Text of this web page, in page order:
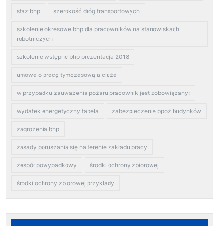
staz bhp szerokość dróg transportowych
szkolenie okresowe bhp dla pracowników na stanowiskach
robotniczych
szkolenie wstępne bhp prezentacja 2018
umowa o pracę tymczasową a ciąża
w przypadku zauważenia pożaru pracownik jest zobowiązany:
wydatek energetyczny tabela zabezpieczenie ppoż budynków
zagrożenia bhp
zasady poruszania się na terenie zakładu pracy
zespół powypadkowy środki ochrony zbiorowej
środki ochrony zbiorowej przykłady